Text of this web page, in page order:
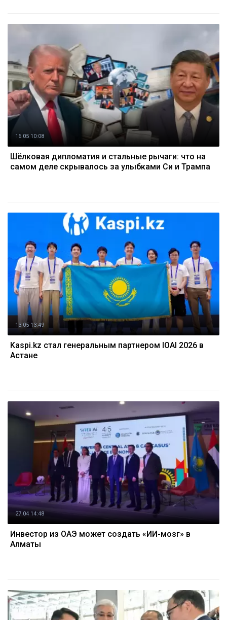
16.05 10:08
Шёлковая дипломатия и стальные рычаги: что на
самом деле скрывалось за улыбками Си и Трампа
13.05 13:49
Kaspi.kz стал генеральным партнером IOAI 2026 в
Астане
27.04 14:48
Инвестор из ОАЭ может создать «ИИ-мозг» в
Алматы